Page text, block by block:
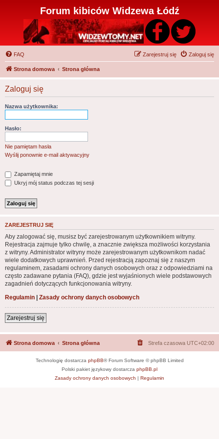
Forum kibiców Widzewa Łódź
FAQ Zaloguj się
Zarejestruj się
Strona domowa Strona główna
Zaloguj się
Nazwa użytkownika:
Hasło:
Nie pamiętam hasła
Wyślij ponownie e-mail aktywacyjny
Zapamiętaj mnie
Ukryj mój status podczas tej sesji
ZAREJESTRUJ SIĘ
Aby zalogować się, musisz być zarejestrowanym użytkownikiem witryny.
Rejestracja zajmuje tylko chwilę, a znacznie zwiększa możliwości korzystania
z witryny. Administrator witryny może zarejestrowanym użytkownikom nadać
wiele dodatkowych uprawnień. Przed rejestracją zapoznaj się z naszym
regulaminem, zasadami ochrony danych osobowych oraz z odpowiedziami na
często zadawane pytania (FAQ), gdzie jest wyjaśnionych wiele podstawowych
zagadnień dotyczących funkcjonowania witryny.
Regulamin | Zasady ochrony danych osobowych
Zarejestruj się
Strona domowa Strona główna Strefa czasowa UTC+02:00
Technologię dostarcza phpBB® Forum Software © phpBB Limited
Polski pakiet językowy dostarcza phpBB.pl
Zasady ochrony danych osobowych | Regulamin